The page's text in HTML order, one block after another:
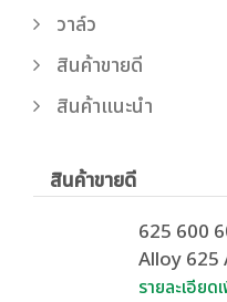
วาล์ว
สินค้าขายดี
สินค้าแนะนำ
สินค้าขายดี
625 600
Alloy 625
รายละเอียด